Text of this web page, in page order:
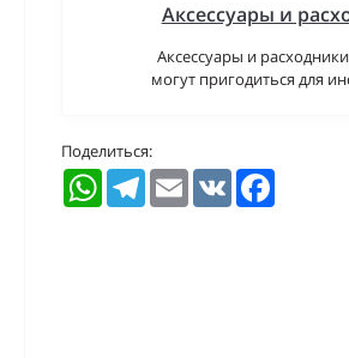
Аксессуары и
Аксессуары и
могут пригодиться для
Поделиться:
WhatsAppTelegramEmail VK